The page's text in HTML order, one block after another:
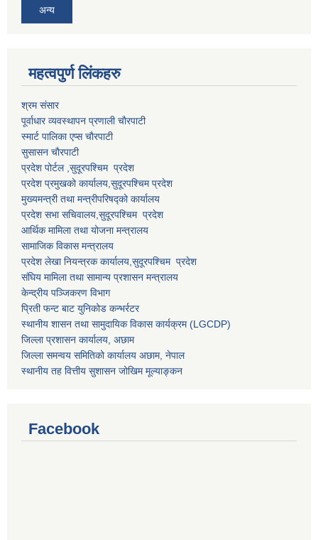
अन्य
महत्वपुर्ण लि‌ंकहरु
श्रम संसार
पूर्वाधार व्यवस्थापन प्रणाली चाैरपाटी
स्मार्ट पालिका एप्स चाैरपाटी
सुसासन चाैरपाटी
प्रदेश पोर्टल ,सुदूरपश्चिम प्रदेश
प्रदेश प्रमुखको कार्यालय,सुदूरपश्चिमप्रदेश
मुख्यमन्त्री तथा मन्त्रीपरिषद्को कार्यालय
प्रदेश सभा सचिवालय,सुदूरपश्चिम प्रदेश
आर्थिक मामिला तथा योजना मन्त्रालय
सामाजिक विकास मन्त्रालय
प्रदेश लेखा नियन्त्रक कार्यालय,सुदूरपश्चिम प्रदेश
संघिय मामिला तथा सामान्य प्रशासन मन्त्रालय
केन्द्रीय पञ्जिकरण विभाग
प्रिती फन्ट बाट युनिकोड कन्भर्रटर
स्थानीय शासन तथा सामुदायिक विकास कार्यक्रम (LGCDP)
जिल्ला प्रशासन कार्यालय, अछाम
जिल्ला समन्वय समितिको कार्यालय अछाम, नेपाल
स्थानीय तह वित्तीय सुशासन जोखिम मूल्याङ्कन
Facebook